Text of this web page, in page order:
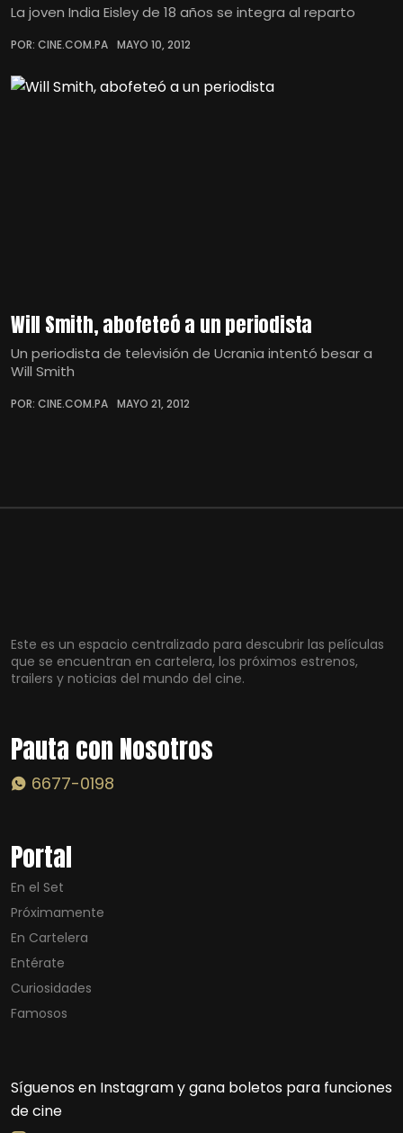
La joven India Eisley de 18 años se integra al reparto
POR: CINE.COM.PA MAYO 10, 2012
Will Smith, abofeteó a un periodista
Un periodista de televisión de Ucrania intentó besar a
Will Smith
POR: CINE.COM.PA MAYO 21, 2012
Este es un espacio centralizado para descubrir las películas
que se encuentran en cartelera, los próximos estrenos,
trailers y noticias del mundo del cine.
Pauta con Nosotros
6677-0198
Portal
En el Set
Próximamente
En Cartelera
Entérate
Curiosidades
Famosos
Síguenos en Instagram y gana boletos para funciones
de cine